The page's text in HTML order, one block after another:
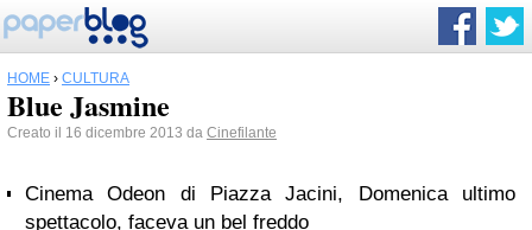
HOME › CULTURA
Blue Jasmine
Creato il 16 dicembre 2013 da Cinefilante
Cinema Odeon di Piazza Jacini, Domenica ultimo
spettacolo, faceva un bel freddo